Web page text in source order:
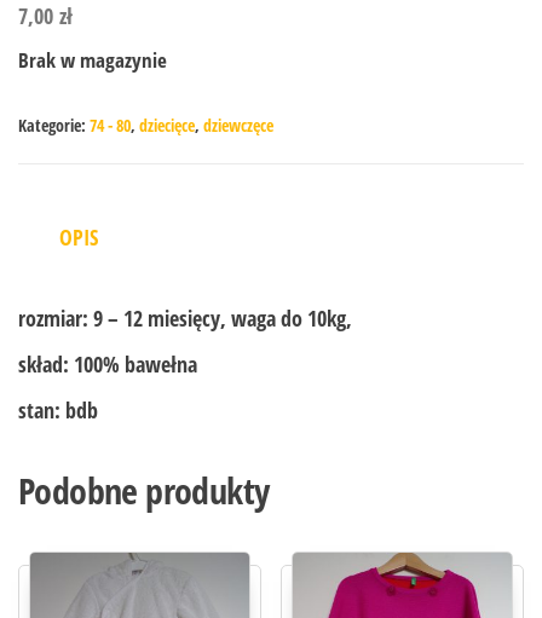
7,00 zł
Brak w magazynie
Kategorie: 74 - 80, dziecięce, dziewczęce
OPIS
rozmiar: 9 – 12 miesięcy, waga do 10kg,
skład: 100% bawełna
stan: bdb
Podobne produkty